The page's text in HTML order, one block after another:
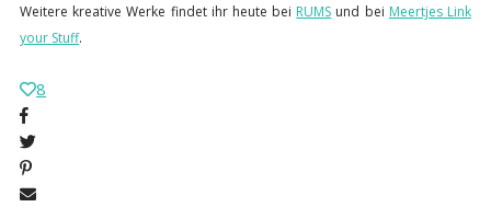
Weitere kreative Werke findet ihr heute bei RUMS und bei Meertjes Link
your Stuff.
8